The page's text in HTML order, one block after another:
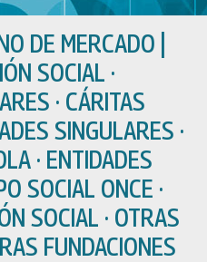
DE MERCADO
SOCIAL ·
· CÁRITAS
SINGULARES ·
· ENTIDADES
SOCIAL ONCE ·
SOCIAL · OTRAS
FUNDACIONES